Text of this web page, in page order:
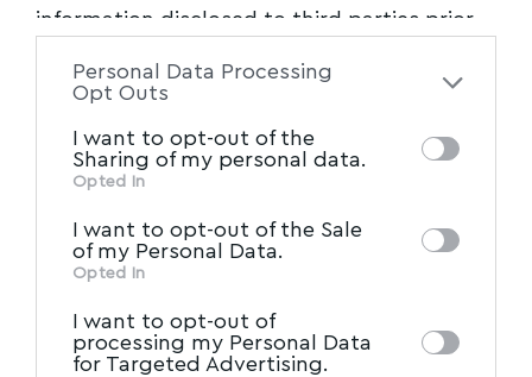
information disclosed to third parties prior
of the further disclosure of your personal
of downstream participants. This
information may also be disclosed by us to
Participantsthat may further disclose it to
other third parties.
Personal Data Processing
Opt Outs
I want to opt-out of the
Sharing of my personal data.
Opted In
I want to opt-out of the Sale
of my Personal Data.
Opted In
I want to opt-out of
processing my Personal Data
for Targeted Advertising.